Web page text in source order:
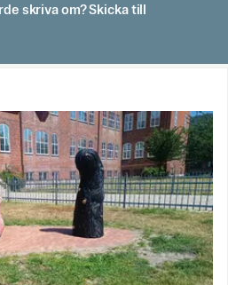
skriva om? Skicka till